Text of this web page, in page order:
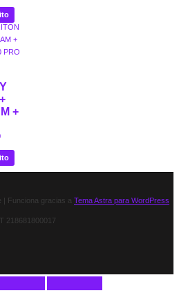
+
| Funciona gracias a Tema Astra para WordPress
218681800017